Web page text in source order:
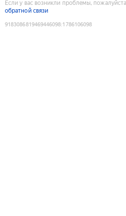
Если у вас возникли проблемы,
обратной связи
9183086819469446098:1786106098